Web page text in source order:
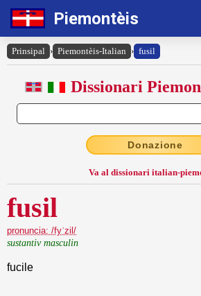
Piemontèis
Prinsipal › Piemontèis-Italian › fusil
Dissionari
Donazione
Va al dissionari italian-
fusil
pronuncia: /fyˈzil/
sustantiv masculin
fucile